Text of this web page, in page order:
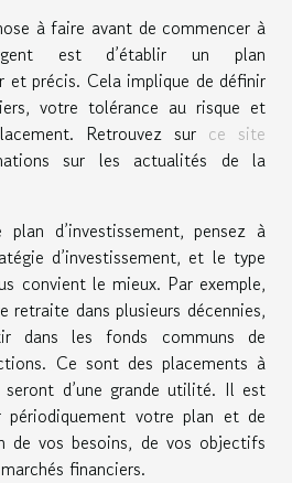
à faire avant de commencer à
est d’établir un plan
et précis. Cela implique de définir
votre tolérance au risque et
Retrouvez sur ce site
sur les actualités de la
d’investissement, pensez à
d’investissement, et le type
convient le mieux. Par exemple,
retraite dans plusieurs décennies,
dans les fonds communs de
Ce sont des placements à
d’une grande utilité. Il est
périodiquement votre plan et de
de vos besoins, de vos objectifs
financiers.